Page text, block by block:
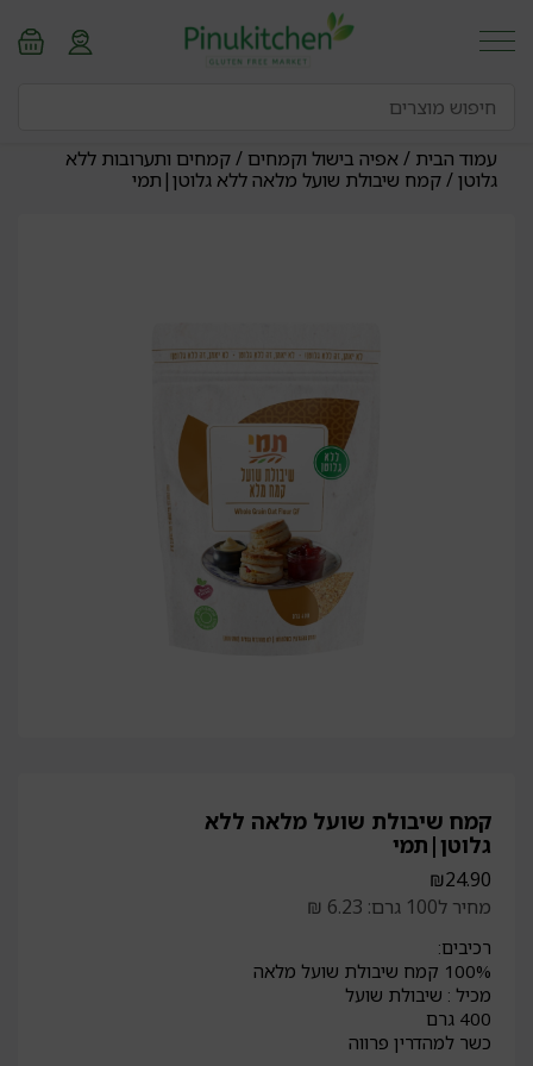
עמוד הבית /אפיה בישול וקמחים /קמחים ותערובות ללא
גלוטן/ קמח שיבולת שועל מלאה ללא גלוטן|תמי
קמח שיבולת שועל מלאה ללא
גלוטן|תמי
₪24.90
מחיר ל100 גרם: 6.23 ₪
רכיבים:
100% קמח שיבולת שועל מלאה
מכיל : שיבולת שועל
400 גרם
כשר למהדרין פרווה